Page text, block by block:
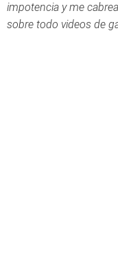
impotencia y me
sobre todo videos de